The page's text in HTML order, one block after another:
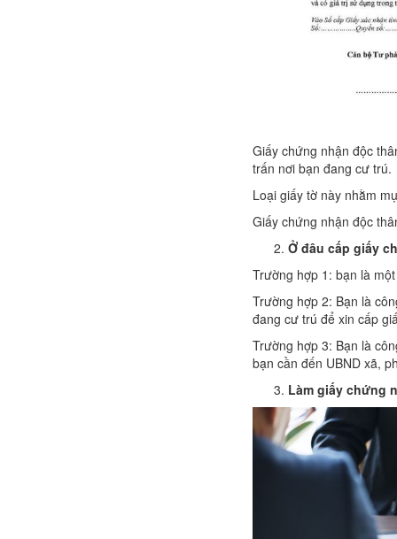
Giấy chứng nhận độc
trấn nơi bạn đang cư trú.
Loại giấy tờ này nhằm
Giấy chứng nhận độc
Ở đâu cấp giấy
Trường hợp 1: bạn là
Trường hợp 2: Bạn là
đang cư trú để xin cấp
Trường hợp 3: Bạn là
bạn cần đến UBND xã,
Làm giấy chứng